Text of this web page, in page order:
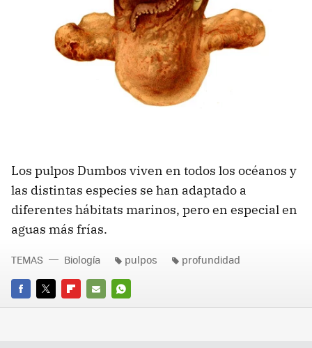
Los pulpos Dumbos viven en todos los océanos y
las distintas especies se han adaptado a
diferentes hábitats marinos, pero en especial en
aguas más frías.
FACEBOOK
TWITTERFLIPBOARD
E-
WHATSAPP
TEMAS Biología pulpos profundidad